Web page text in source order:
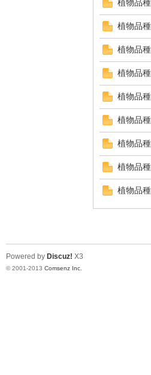
植物品
植物品
植物品
植物品
植物品
植物品
植物品
植物品
植物品
Powered by Discuz! X3
© 2001-2013 Comsenz Inc.